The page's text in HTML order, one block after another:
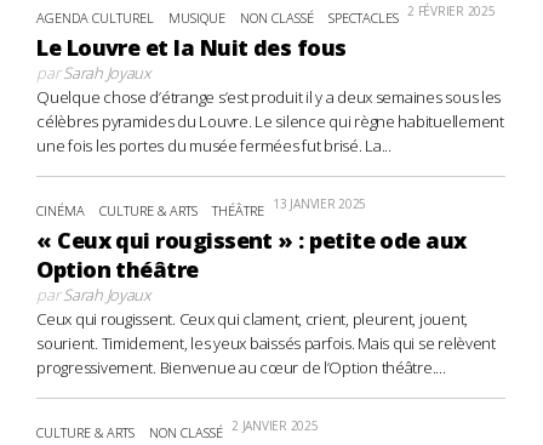
AGENDA CULTUREL MUSIQUE NON CLASSÉ SPECTACLES 2 FÉVRIER 2025
Le Louvre et la Nuit des fous
parSarah Joyaux
Quelque chose d’étrange s’est produit il y a deux semaines sous les
célèbres pyramides du Louvre. Le silence qui règne habituellement
une fois les portes du musée fermées fut brisé. La...
CINÉMA CULTURE & ARTS THÉÂTRE 13 JANVIER 2025
« Ceux qui rougissent » : petite ode aux
Option théâtre
parSarah Joyaux
Ceux qui rougissent. Ceux qui clament, crient, pleurent, jouent,
sourient. Timidement, les yeux baissés parfois. Mais qui se relèvent
progressivement. Bienvenue au cœur de l’Option théâtre....
CULTURE & ARTS NON CLASSÉ 2 JANVIER 2025